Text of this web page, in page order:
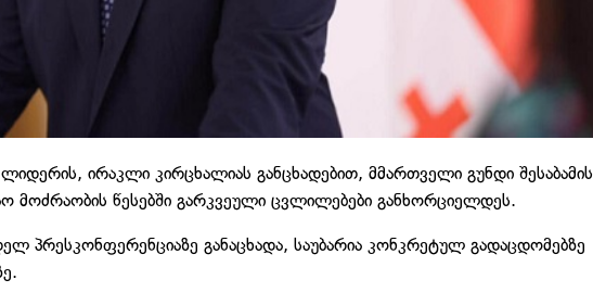
ირაკლი კირცხალიას განცხადებით, მმართველი გუნდი შესაბამის
მოძრაობის წესებში გარკვეული ცვლილებები განხორციელდეს.
პრესკონფერენციაზე განაცხადა, საუბარია კონკრეტულ გადაცდომებზე